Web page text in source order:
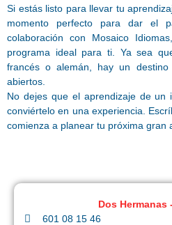
Si estás listo para llevar tu
momento perfecto para dar el
colaboración con Mosaico
programa ideal para ti. Ya sea
francés o alemán, hay un
abiertos.
No dejes que el aprendizaje de un
conviértelo en una experiencia.
comienza a planear tu próxima gran
Dos Hermanas
601 08 15 46